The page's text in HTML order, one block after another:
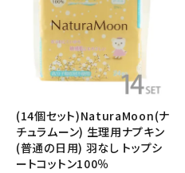
(14個セット)NaturaMoon(ナ
チュラムーン) 生理用ナプキン
(普通の日用) 羽なし トップシ
ートコットン100％